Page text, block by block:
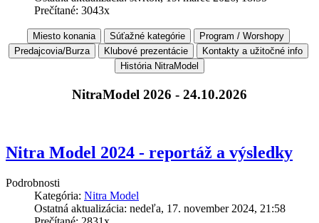
Prečítané: 3043x
NitraModel 2026 - 24.10.2026
Nitra Model 2024 - reportáž a výsledky
Podrobnosti
Kategória: Nitra Model
Ostatná aktualizácia: nedeľa, 17. november 2024, 21:58